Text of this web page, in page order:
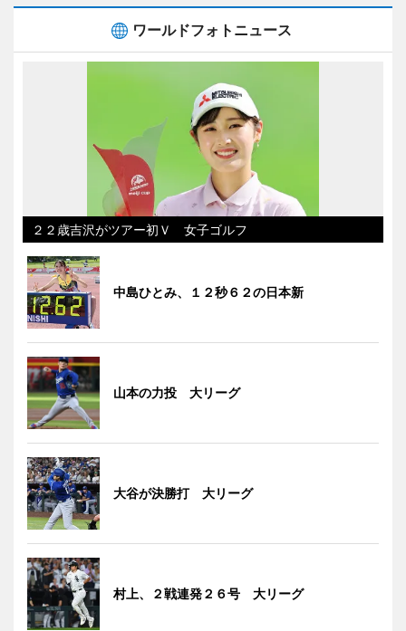
ワールドフォトニュース
２２歳吉沢がツアー初Ｖ 女子ゴルフ
中島ひとみ、１２秒６２の日本新
山本の力投 大リーグ
大谷が決勝打 大リーグ
村上、２戦連発２６号 大リーグ